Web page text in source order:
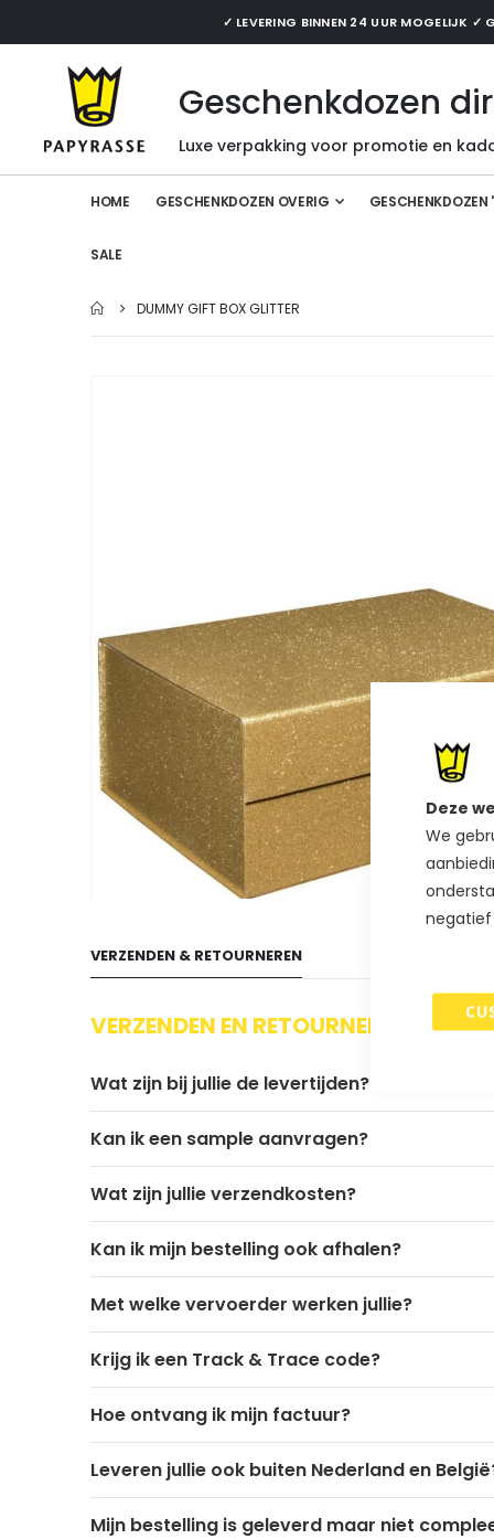
Deze
We
negatief
✓ LEVERING BINNEN 24 UUR MOGELIJK
Geschenkdozen
Luxe verpakking voor promotie en
HOME GESCHENKDOZEN OVERIG
SALE
DUMMY GIFT BOX GLITTER
het
van
afbeeldingen-
VERZENDEN & RETOURNEREN
VERZENDEN EN RETOURNEREN
Wat zijn bij jullie de levertijden?
Kan ik een sample aanvragen?
Wat zijn jullie verzendkosten?
Kan ik mijn bestelling ook afhalen?
Met welke vervoerder werken jullie?
Krijg ik een Track & Trace code?
Hoe ontvang ik mijn factuur?
Leveren jullie ook buiten Nederland en
Mijn bestelling is geleverd maar niet